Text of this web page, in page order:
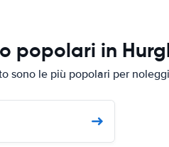
popolari in
sono le più popolari per